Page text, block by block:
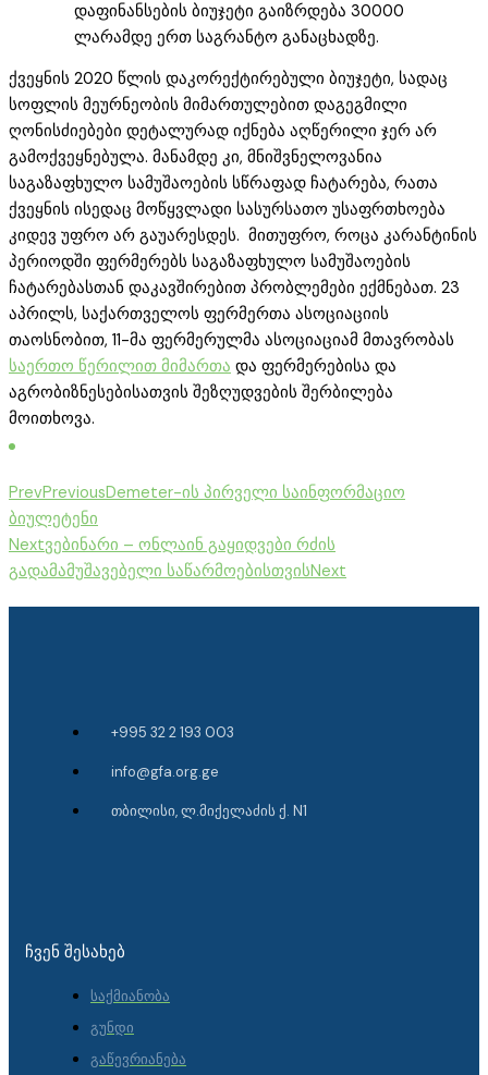
დაფინანსების ბიუჯეტი გაიზრდება 30000
ლარამდე ერთ საგრანტო განაცხადზე.
ქვეყნის 2020 წლის დაკორექტირებული ბიუჯეტი, სადაც
სოფლის მეურნეობის მიმართულებით დაგეგმილი
ღონისძიებები დეტალურად იქნება აღწერილი ჯერ არ
გამოქვეყნებულა. მანამდე კი, მნიშვნელოვანია
საგაზაფხულო სამუშაოების სწრაფად ჩატარება, რათა
ქვეყნის ისედაც მოწყვლადი სასურსათო უსაფრთხოება
კიდევ უფრო არ გაუარესდეს. მითუფრო, როცა კარანტინის
პერიოდში ფერმერებს საგაზაფხულო სამუშაოების
ჩატარებასთან დაკავშირებით პრობლემები ექმნებათ. 23
აპრილს, საქართველოს ფერმერთა ასოციაციის
თაოსნობით, 11-მა ფერმერულმა ასოციაციამ მთავრობას
საერთო წერილით მიმართა და ფერმერებისა და
აგრობიზნესებისათვის შეზღუდვების შერბილება
მოითხოვა.
PrevPreviousDemeter-ის პირველი საინფორმაციო
ბიულეტენი
Nextვებინარი – ონლაინ გაყიდვები რძის
გადამამუშავებელი საწარმოებისთვისNext
+995 32 2 193 003
info@gfa.org.ge
თბილისი, ლ.მიქელაძის ქ. N1
ᲩᲕᲔᲜ ᲨᲔᲡᲐᲮᲔᲑ
საქმიანობა
გუნდი
გაწევრიანება